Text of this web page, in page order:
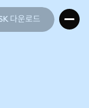
다운로드